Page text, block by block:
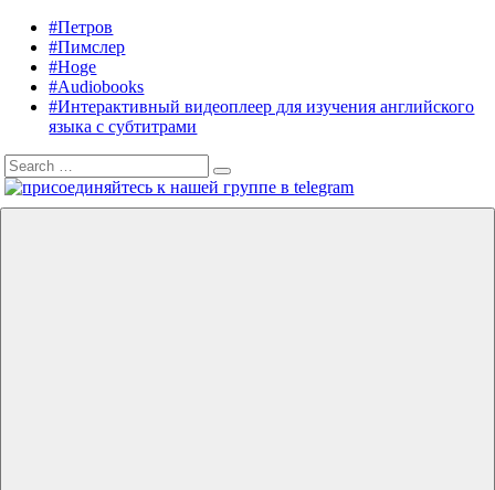
content
Listening
English
Audiobooks
English,
Petrov
English
#Петров
#Пимслер
#Hoge
#Audiobooks
#Интерактивный видеоплеер для изучения английского
языка с субтитрами
Search
for:
Search